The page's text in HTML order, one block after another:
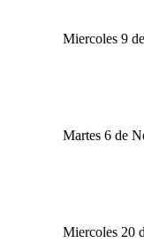
Miercoles 9
Martes 6 de
Miercoles 20